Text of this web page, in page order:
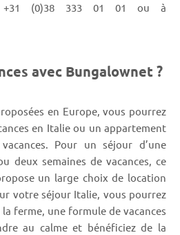
+31 (0)38 333 01 01 ou à
avec Bungalownet ?
en Europe, vous pourrez
en Italie ou un appartement
Pour un séjour d’une
deux semaines de vacances, ce
un large choix de location
votre séjour Italie, vous pourrez
ferme, une formule de vacances
au calme et bénéficiez de la